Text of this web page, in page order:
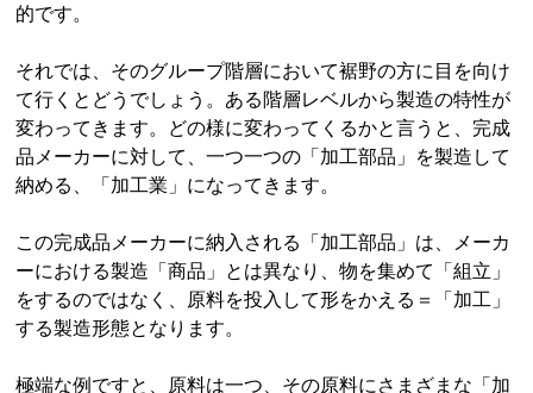
的です。
それでは、そのグループ階層において裾野の方に目を向け
て行くとどうでしょう。ある階層レベルから製造の特性が
変わってきます。どの様に変わってくるかと言うと、完成
品メーカーに対して、一つ一つの「加工部品」を製造して
納める、「加工業」になってきます。
この完成品メーカーに納入される「加工部品」は、メーカ
ーにおける製造「商品」とは異なり、物を集めて「組立」
をするのではなく、原料を投入して形をかえる＝「加工」
する製造形態となります。
極端な例ですと、原料は一つ、その原料にさまざまな「加